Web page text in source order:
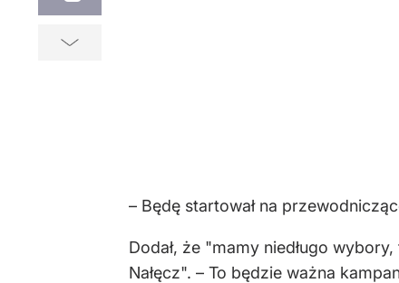
– Będę startował na
Dodał, że "mamy niedługo
Nałęcz". – To będzie ważna